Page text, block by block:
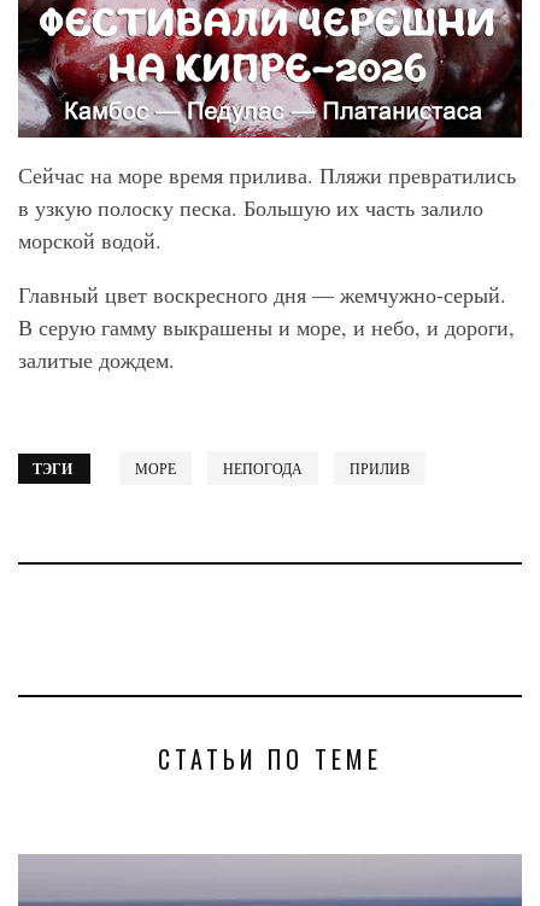
Сейчас на море время прилива. Пляжи превратились
в узкую полоску песка. Большую их часть залило
морской водой.
Главный цвет воскресного дня — жемчужно-серый.
В серую гамму выкрашены и море, и небо, и дороги,
залитые дождем.
ТЭГИ МОРЕ НЕПОГОДА ПРИЛИВ
СТАТЬИ ПО ТЕМЕ